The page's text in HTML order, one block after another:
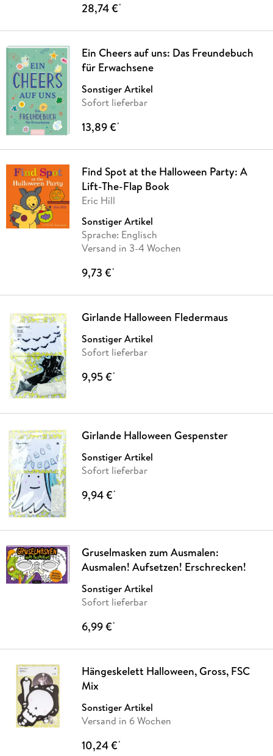
28,74 €*
Ein Cheers auf uns: Das Freundebuch
für Erwachsene
Sonstiger Artikel
Sofort lieferbar
13,89 €*
Find Spot at the Halloween Party: A
Lift-The-Flap Book
Eric Hill
Sonstiger Artikel
Sprache: Englisch
Versand in 3-4 Wochen
9,73 €*
Girlande Halloween Fledermaus
Sonstiger Artikel
Sofort lieferbar
9,95 €*
Girlande Halloween Gespenster
Sonstiger Artikel
Sofort lieferbar
9,94 €*
Gruselmasken zum Ausmalen:
Ausmalen! Aufsetzen! Erschrecken!
Sonstiger Artikel
Sofort lieferbar
6,99 €*
Hängeskelett Halloween, Gross, FSC
Mix
Sonstiger Artikel
Versand in 6 Wochen
10,24 €*